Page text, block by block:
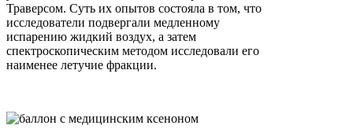
Траверсом. Суть их опытов состояла в том, что
исследователи подвергали медленному
испарению жидкий воздух, а затем
спектроскопическим методом исследовали его
наименее летучие фракции.